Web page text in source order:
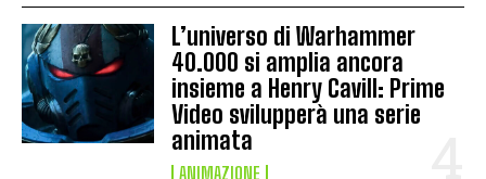
L’universo di Warhammer
40.000 si amplia ancora
insieme a Henry Cavill: Prime
Video svilupperà una serie
animata
ANIMAZIONE